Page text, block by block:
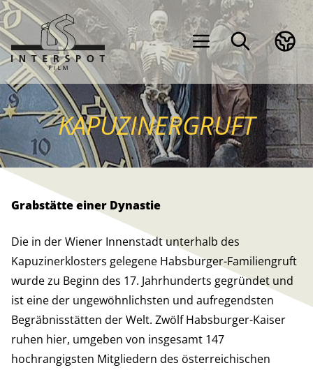
KAPUZINERGRUFT
Grabstätte einer Dynastie
Die in der Wiener Innenstadt unterhalb des
Kapuzinerklosters gelegene Habsburger-Familiengruft
wurde zu Beginn des 17. Jahrhunderts gegründet und
ist eine der ungewöhnlichsten und aufregendsten
Begräbnisstätten der Welt. Zwölf Habsburger-Kaiser
ruhen hier, umgeben von insgesamt 147
hochrangigsten Mitgliedern des österreichischen